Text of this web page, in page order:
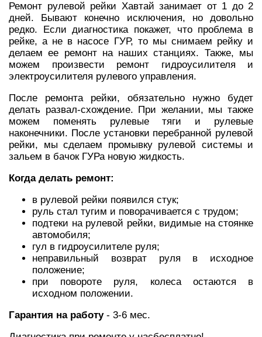
Ремонт рулевой рейки Хавтай занимает от 1 до 2
дней. Бывают конечно исключения, но довольно
редко. Если диагностика покажет, что проблема в
рейке, а не в насосе ГУР, то мы снимаем рейку и
делаем ее ремонт на наших станциях. Также, мы
можем произвести ремонт гидроусилителя и
электроусилителя рулевого управления.
После ремонта рейки, обязательно нужно будет
делать развал-схождение. При желании, мы также
можем поменять рулевые тяги и рулевые
наконечники. После установки перебранной рулевой
рейки, мы сделаем промывку рулевой системы и
зальем в бачок ГУРа новую жидкость.
Когда делать ремонт:
в рулевой рейки появился стук;
руль стал тугим и поворачивается с трудом;
подтеки на рулевой рейки, видимые на стоянке
автомобиля;
гул в гидроусилителе руля;
неправильный возврат руля в исходное
положение;
при повороте руля, колеса остаются в
исходном положении.
Гарантия на работу- 3-6 мес.